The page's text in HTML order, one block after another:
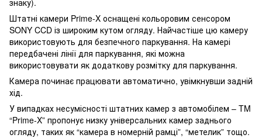
Штатні камери Prime-X оснащені кольоровим сенсором
SONY CCD із широким кутом огляду. Найчастіше цю камеру
використовують для безпечного паркування. На камері
передбачені лінії для паркування, які можна
використовувати як додаткову розмітку для паркування.
Камера починає працювати автоматично, увімкнувши задній
хід.
У випадках несумісності штатних камер з автомобілем – TM
“Prime-X” пропонує низку універсальних камер заднього
огляду, таких як “камера в номерній рамці”, “метелик” тощо.